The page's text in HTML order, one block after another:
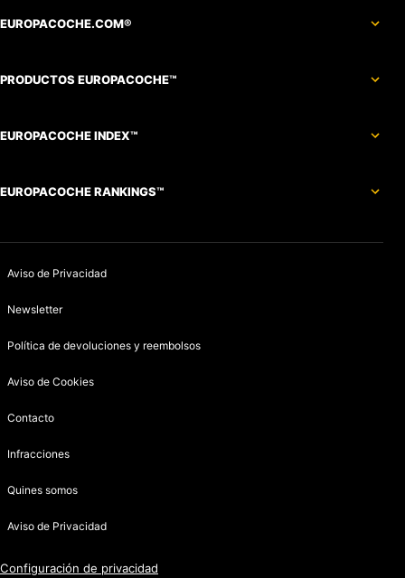
EUROPACOCHE.COM®
PRODUCTOS EUROPACOCHE™
EUROPACOCHE INDEX™
EUROPACOCHE RANKINGS™
Aviso de Privacidad
Newsletter
Política de devoluciones y reembolsos
Aviso de Cookies
Contacto
Infracciones
Quines somos
Aviso de Privacidad
Configuración de privacidad